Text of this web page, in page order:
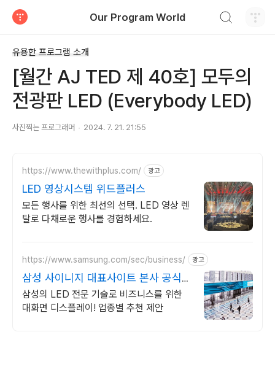
Our Program World
유용한 프로그램 소개
[월간 AJ TED 제 40호] 모두의
전광판 LED (Everybody LED)
사진찍는 프로그래머 2024. 7. 21. 21:55
https://www.thewithplus.com/ 광고
LED 영상시스템 위드플러스
모든 행사를 위한 최선의 선택. LED 영상 렌
탈로 다채로운 행사를 경험하세요.
https://www.samsung.com/sec/business/ 광고
삼성 사이니지 대표사이트 본사 공식
운영 견적문의
삼성의 LED 전문 기술로 비즈니스를 위한
대화면 디스플레이! 업종별 추천 제안